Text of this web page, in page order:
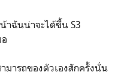
าฉันน่าจะได้ขึ้น S3
ารถของตัวเองสักครั้งนั่น